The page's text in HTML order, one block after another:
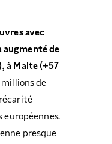
avec
augmenté de
à Malte (+57
millions de
européennes.
presque